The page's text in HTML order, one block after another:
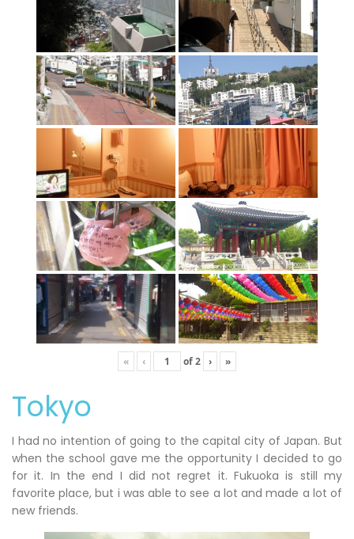
« ‹ of2 › »
Tokyo
I had no intention of going to the capital city of Japan. But
when the school gave me the opportunity I decided to go
for it. In the end I did not regret it. Fukuoka is still my
favorite place, but i was able to see a lot and made a lot of
new friends.